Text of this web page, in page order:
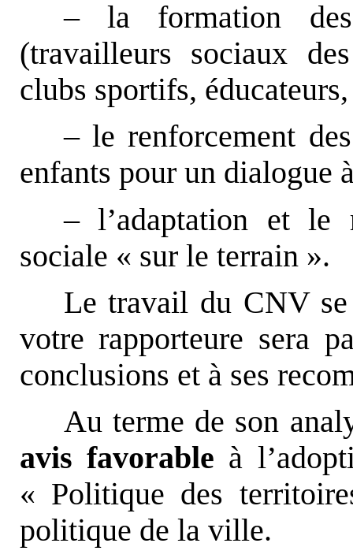
– la formation
(travailleurs sociaux
clubs sportifs,
– le renforcement
enfants pour un dialogue
– l’adaptation et le
sociale « sur le terrain ».
Le travail du CNV
votre rapporteure sera
conclusions et à ses
Au terme de son
avis favorable à
« Politique des
politique de la ville.